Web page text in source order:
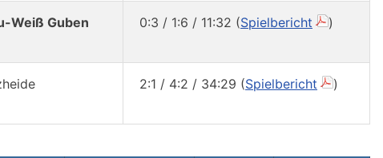
Weiß Guben 0:3 / 1:6 / 11:32 (Spielbericht )
2:1 / 4:2 / 34:29 (Spielbericht )